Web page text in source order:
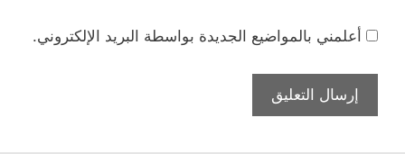
أعلمني بالمواضيع الجديدة بواسطة البريد الإلكتروني.